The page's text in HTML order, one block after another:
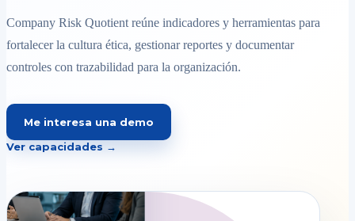
Company Risk Quotient reúne indicadores y herramientas para
fortalecer la cultura ética, gestionar reportes y documentar
controles con trazabilidad para la organización.
Me interesa una demo
Ver capacidades →